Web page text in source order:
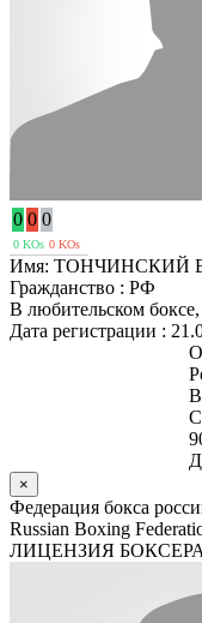
0 0 0
0 KOs 0 KOs
Имя: ТОНЧИНСКИЙ
Гражданство : РФ
В любительском боксе,
Дата регистрации :
×
Федерация бокса
Russian Boxing
ЛИЦЕНЗИЯ БОКСЕРА